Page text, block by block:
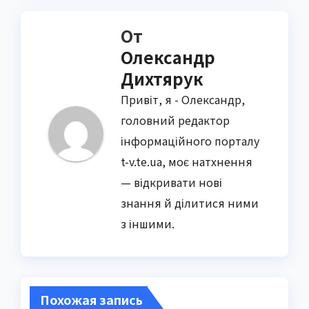
От
Олександр
Дихтярук
Привіт, я - Олександр,
головний редактор
інформаційного порталу
t-v.te.ua, моє натхнення
— відкривати нові
знання й ділитися ними
з іншими.
Похожая запись